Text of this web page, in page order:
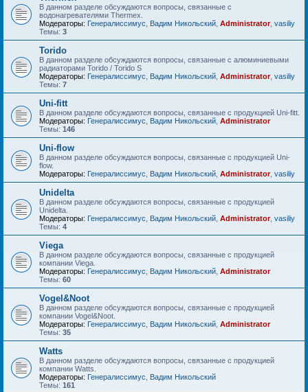
В данном разделе обсуждаются вопросы, связанные с
водонагревателями Thermex.
Модераторы: Генералиссимус Вадим Никольский Administrator, vasiliy
Темы: 3
Torido
В данном разделе обсуждаются вопросы, связанные с алюминиевыми
радиаторами Torido / Torido S
Модераторы: Генералиссимус Вадим Никольский Administrator, vasiliy
Темы: 7
Uni-fitt
В данном разделе обсуждаются вопросы, связанные с продукцией Uni-fitt.
Модераторы: Генералиссимус Вадим Никольский Administrator
Темы: 146
Uni-flow
В данном разделе обсуждаются вопросы, связанные с продукцией Uni-
flow.
Модераторы: Генералиссимус Вадим Никольский Administrator, vasiliy
Unidelta
В данном разделе обсуждаются вопросы, связанные с продукцией
Unidelta.
Модераторы: Генералиссимус Вадим Никольский Administrator, vasiliy
Темы: 4
Viega
В данном разделе обсуждаются вопросы, связанные с продукцией
компании Viega.
Модераторы: Генералиссимус Вадим Никольский Administrator
Темы: 60
Vogel&Noot
В данном разделе обсуждаются вопросы, связанные с продукцией
компании Vogel&Noot.
Модераторы: Генералиссимус Вадим Никольский Administrator
Темы: 35
Watts
В данном разделе обсуждаются вопросы, связанные с продукцией
компании Watts.
Модераторы: Генералиссимус
Вадим Никольский
Темы: 161